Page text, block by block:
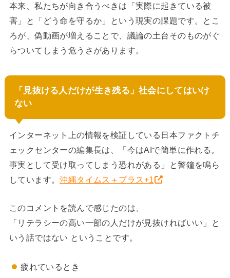
本来、私たちが向き合うべきは「実際に起きている被
害」と「どう命を守るか」という現実の課題です。とこ
ろが、偽動画が増えることで、議論の土台そのものがぐ
らついてしまう危うさがあります。
「見抜ける人だけが生き残る」社会にしてはいけ
ない
インターネット上の情報を検証している日本ファクトチ
ェックセンターの編集長は、「今はAIで簡単に作れる。
事実として受け取ってしまう恐れがある」と警鐘を鳴ら
しています。沖縄タイムス＋プラス+1
このコメントを読んで感じたのは、
「リテラシーの高い一部の人だけが見抜ければいい」と
いう話ではない ということです。
疲れているとき